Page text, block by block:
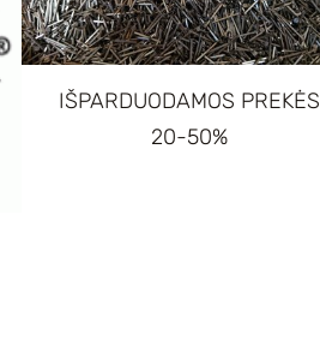
IŠPARDUODAMOS PREKĖS
20-50%